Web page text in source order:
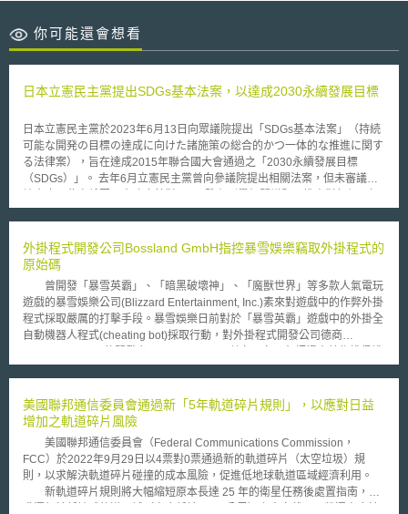
你可能還會想看
日本立憲民主黨提出SDGs基本法案，以達成2030永續發展目標
日本立憲民主黨於2023年6月13日向眾議院提出「SDGs基本法案」（持続
可能な開発の目標の達成に向けた諸施策の総合的かつ一体的な推進に関す
る法律案），旨在達成2015年聯合國大會通過之「2030永續發展目標
（SDGs）」。 去年6月立憲民主黨曾向參議院提出相關法案，但未審議就
和達成度進行評估，僅是羅列先前政策，故立憲民主黨擔憂日本無法於
定基本方針及必要事項，課予政府實施相關政策，法案主要內容摘要如下：
一、 提出基本原則要求政府應提供國民、經營者、民間團體等構成社會之
者保障其基本人權，使其受到尊重、充分發揮其個性及能力。 二、 另因永
續發展目標與國際相互間有密切關聯，政府應確保國際合作，使目標一體
化。 三、 除課予國家、地方自治體應提出SDGs基本方針外，亦要求地方公
共團體、企業，在開展各項目活動時，應努力且有責任地一同促進實現永續
可能な開発目標達成推進本部），並邀請專家、利害關係人召開「永續發展
目標推進會議」（持続可能な開発目標達成推進会議），一同評估基本方針
政策及其達成狀況。 六、 由於實現永續發展目標並不因2030年後任務即刻
終止，關於2031年以後之政策，政府應考量社會措施、國際動向等，依評
估結果再採取必要之措施。 針對SDGs基本法眾議院已於10月20日交由委
員會審議中，是否通過該法案仍待後續觀測，但已展現日本推動SDGs之決
意。我國雖非聯合國之會員國，惟於2016年亦自願性回應全球永續發展行
外掛程式開發公司Bossland GmbH指控暴雪娛樂竊取外掛程式的
原始碼
曾開發「暴雪英霸」、「暗黑破壞神」、「魔獸世界」等多款人氣電玩
遊戲的暴雪娛樂公司(Blizzard Entertainment, Inc.)素來對遊戲中的作弊外掛
程式採取嚴厲的打擊手段。暴雪娛樂日前對於「暴雪英霸」遊戲中的外掛全
自動機器人程式(cheating bot)採取行動，對外掛程式開發公司德商
訴訟，並指控其外掛程式讓玩家在遊戲中作弊，影響遊戲的公平性及其他玩
達成協議，交出外掛程式的原始碼。 隨後，Bossland GmbH公司控訴
暴雪娛樂公司偷走他們的原始碼。Bossland GmbH的執行長Zwetan
Bossland GmbH公司，James Enright是Bossland GmbH公司的自由程式
開發者，暴雪娛樂公司已經於德國參與了數個對自動機器人程式開發者的訴
訟，對於James Enright與Bossland GmbH之間的關係應有所了解。從暴雪
娛樂公司和James Enright的協議可以看出，暴雪娛樂公司要求James
美國聯邦通信委員會通過新「5年軌道碎片規則」，以應對日益
增加之軌道碎片風險
美國聯邦通信委員會（Federal Communications Commission，
FCC）於2022年9月29日以4票對0票通過新的軌道碎片（太空垃圾）規
則，以求解決軌道碎片碰撞的成本風險，促進低地球軌道區域經濟利用。
新軌道碎片規則將大幅縮短原本長達 25 年的衛星任務後處置指南，要